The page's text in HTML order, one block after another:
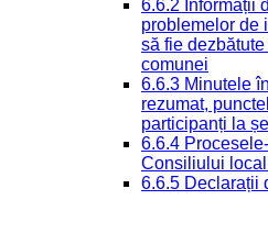
6.6.2 Informații
problemelor de
să fie
comunei
6.6.3 Minutele
rezumat,
participanți la
6.6.4
Consiliului
6.6.5 Declarații